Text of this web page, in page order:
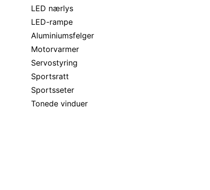
LED nærlys
LED-rampe
Aluminiumsfelger
Motorvarmer
Servostyring
Sportsratt
Sportsseter
Tonede vinduer